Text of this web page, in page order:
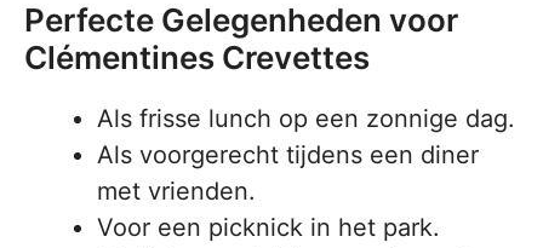
Perfecte Gelegenheden voor
Clémentines Crevettes
Als frisse lunch op een zonnige dag.
Als voorgerecht tijdens een diner
met vrienden.
Voor een picknick in het park.